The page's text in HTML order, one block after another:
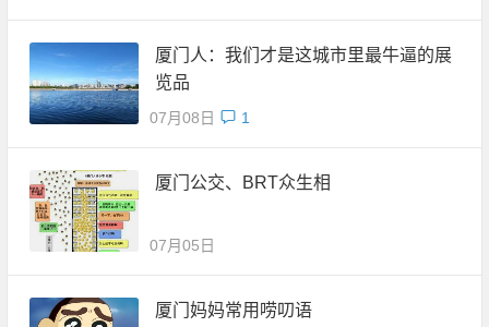
厦门人：我们才是这城市里最牛逼的展
览品
07月08日 1
厦门公交、BRT众生相
07月05日
厦门妈妈常用唠叨语